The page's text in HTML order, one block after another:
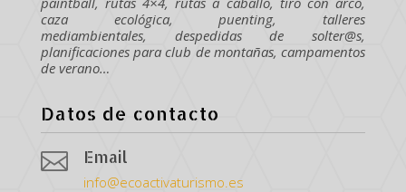
caza ecológica, puenting, talleres
mediambientales, despedidas de solter@s,
planificaciones para club de montañas, campamentos
de verano…
Datos de contacto
 Email
info@ecoactivaturismo.es